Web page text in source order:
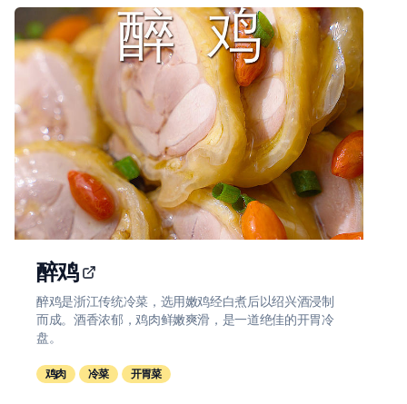
醉鸡
醉鸡是浙江传统冷菜，选用嫩鸡经白煮后以绍兴酒浸制
而成。酒香浓郁，鸡肉鲜嫩爽滑，是一道绝佳的开胃冷
盘。
鸡肉 冷菜 开胃菜